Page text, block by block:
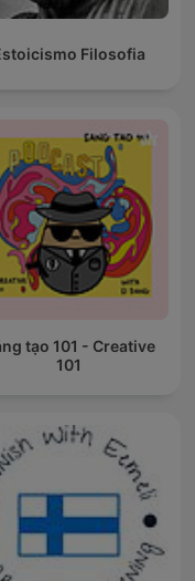
Filosofia
tạo 101 - Creative
101